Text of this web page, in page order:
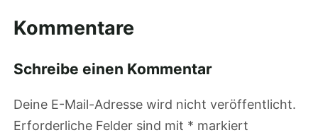
Kommentare
Schreibe einen Kommentar
Deine E-Mail-Adresse wird nicht veröffentlicht.
Erforderliche Felder sind mit * markiert